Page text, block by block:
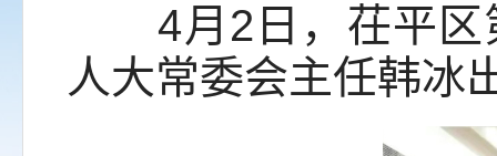
4月2日，茌平区
人大常委会主任韩冰